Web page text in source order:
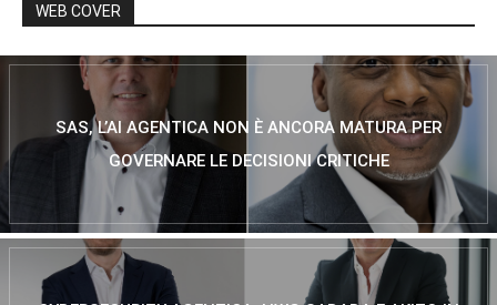
WEB COVER
SAS, L’AI AGENTICA NON È ANCORA MATURA PER
GOVERNARE LE DECISIONI CRITICHE